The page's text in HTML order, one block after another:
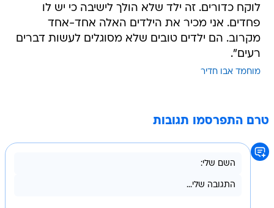
לוקח כדורים. זה ילד שלא הולך לישיבה כי יש לו
פחדים. אני מכיר את הילדים האלה אחד-אחד
מקרוב. הם ילדים טובים שלא מסוגלים לעשות דברים
רעים".
מוחמד אבו חדיר
טרם התפרסמו תגובות